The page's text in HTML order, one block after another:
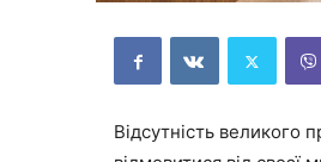
Відсутність великого